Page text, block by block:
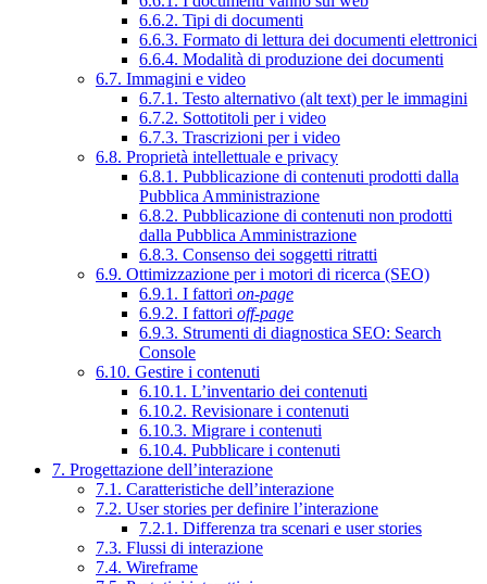
6.6.2. Tipi di documenti
6.6.3. Formato di lettura dei documenti elettronici
6.6.4. Modalità di produzione dei documenti
6.7. Immagini e video
6.7.1. Testo alternativo (alt text) per le immagini
6.7.2. Sottotitoli per i video
6.7.3. Trascrizioni per i video
6.8. Proprietà intellettuale e privacy
6.8.1. Pubblicazione di contenuti prodotti dalla
Pubblica Amministrazione
6.8.2. Pubblicazione di contenuti non prodotti
dalla Pubblica Amministrazione
6.8.3. Consenso dei soggetti ritratti
6.9. Ottimizzazione per i motori di ricerca (SEO)
6.9.1. I fattori on-page
6.9.2. I fattori off-page
6.9.3. Strumenti di diagnostica SEO: Search
Console
6.10. Gestire i contenuti
6.10.1. L’inventario dei contenuti
6.10.2. Revisionare i contenuti
6.10.3. Migrare i contenuti
6.10.4. Pubblicare i contenuti
7. Progettazione dell’interazione
7.1. Caratteristiche dell’interazione
7.2. User stories per definire l’interazione
7.2.1. Differenza tra scenari e user stories
7.3. Flussi di interazione
7.4. Wireframe